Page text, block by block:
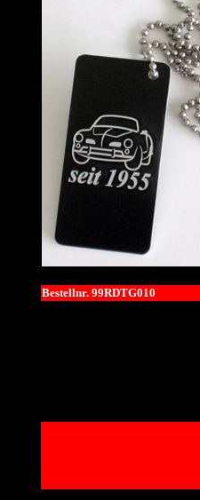
Bestellnr. 99RDTG010